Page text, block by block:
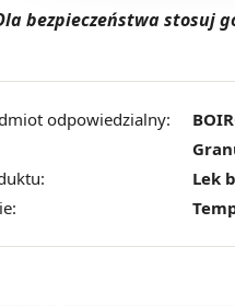
bezpieczeństwa stosuj
odpowiedzialny:
Lek